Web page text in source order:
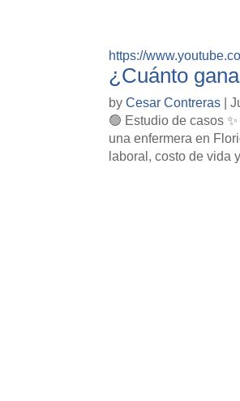
https://
¿Cuánto
byCesar Contreras |
🟢 Estudio de casos
una enfermera en
laboral, costo de vida